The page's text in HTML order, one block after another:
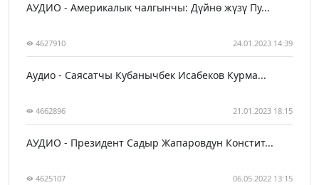
АУДИО - Америкалык чалгынчы: Дүйнө жүзү Пу...
4627910 24.01.2023 14:39
Аудио - Саясатчы Кубанычбек Исабеков Курма...
4662896 21.01.2023 18:15
АУДИО - Президент Садыр Жапаровдун Констит...
4625107 06.05.2022 13:15